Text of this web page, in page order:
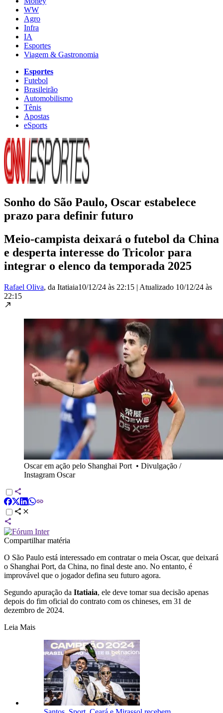
WW
Agro
Infra
IA
Esportes
Viagem & Gastronomia
Esportes
Futebol
Brasileirão
Automobilismo
Tênis
Apostas
eSports
Sonho do São Paulo, Oscar estabelece
prazo para definir futuro
Meio-campista deixará o futebol da China
e desperta interesse do Tricolor para
integrar o elenco da temporada 2025
Rafael Oliva, da Itatiaia10/12/24 às 22:15 | Atualizado 10/12/24 às
22:15
Oscar em ação pelo Shanghai Port • Divulgação /
Instagram Oscar
Compartilhar matéria
O São Paulo está interessado em contratar o meia Oscar, que deixará
o Shanghai Port, da China, no final deste ano. No entanto, é
improvável que o jogador defina seu futuro agora.
Segundo apuração da Itatiaia, ele deve tomar sua decisão apenas
depois do fim oficial do contrato com os chineses, em 31 de
dezembro de 2024.
Leia Mais